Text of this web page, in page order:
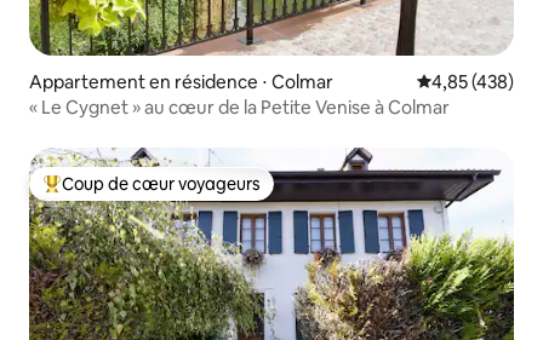
Appartement en résidence ⋅ Colmar Évaluation
4,85 (438)
« Le Cygnet » au cœur de la Petite Venise à Colmar
Coups de cœur voyageurs les plus appréciés
Coup de cœur voyageurs